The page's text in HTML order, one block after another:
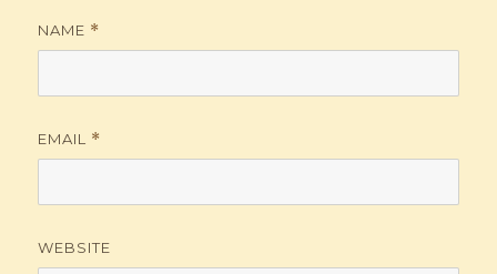
NAME *
EMAIL *
WEBSITE